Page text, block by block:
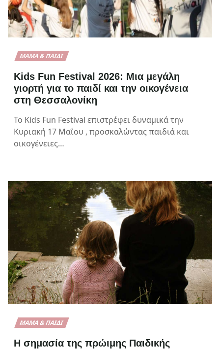
ΜΑΜΆ & ΠΑΙΔΊ
Kids Fun Festival 2026: Μια μεγάλη
γιορτή για το παιδί και την οικογένεια
στη Θεσσαλονίκη
Το Kids Fun Festival επιστρέφει δυναμικά την
Κυριακή 17 Μαΐου , προσκαλώντας παιδιά και
οικογένειες…
ΜΑΜΆ & ΠΑΙΔΊ
Η σημασία της πρώιμης Παιδικής